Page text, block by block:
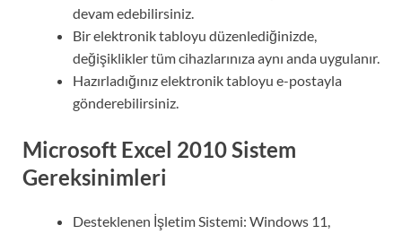
devam edebilirsiniz.
Bir elektronik tabloyu düzenlediğinizde,
değişiklikler tüm cihazlarınıza aynı anda uygulanır.
Hazırladığınız elektronik tabloyu e-postayla
gönderebilirsiniz.
Microsoft Excel 2010 Sistem
Gereksinimleri
Desteklenen İşletim Sistemi: Windows 11,